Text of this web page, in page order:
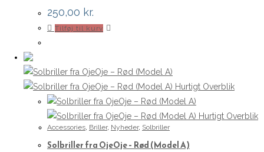
250,00 kr.
Tilføj til kurv
Hurtigt Overblik
Hurtigt Overblik
Accessories, Briller, Nyheder, Solbriller
Solbriller fra OjeOje – Rød (Model A)